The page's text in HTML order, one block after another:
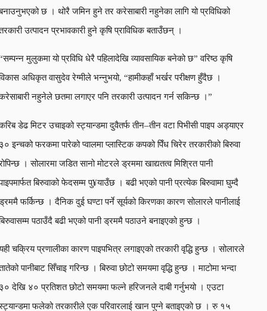
छ । थोरै जमिन हुने तर करेसाबारी नहुनेका लागि यो प्रविधिको
उत्पादन प्रभावकारी हुने कृषि प्राविधिक बताउँछन् ।
मुलुकमा यो प्रविधि धेरै पहिलादेखि व्यावसायिक बनेको छ” वरिष्ठ कृषि
अधिकृत वासुदेव रेग्मीले भन्नुभयो, “हामीकहाँ भर्खर परीक्षण हुँदैछ ।
नहुनेले छतमा लगाएर पनि तरकारी उत्पादन गर्न सकिन्छ ।”
डेढ मिटर उचाइको स्ट्यान्डमा दुवैतर्फ तीन–तीन वटा पिभीसी पाइप अड्याएर
इन्चको फरकमा पारेको प्वालमा प्लास्टिक कपको पिँध चिरेर तरकारीको बिरुवा
। सोलारमा जडित सानो मोटरले ड्रममा खाद्यतत्व मिश्रित पानी
बिरुवाको फेदसम्म पु¥याउँछ । बढी भएको पानी प्रत्येक बिरुवामा घुम्दै
फर्किन्छ । दैनिक दुई घण्टा पर्ने सूर्यको किरणका कारण सोलारले पानीलाई
पठाउँदै बढी भएको पानी ड्रममै पठाउने बनाइएको हुन्छ ।
चक्रिय प्रणालीका कारण पाइपभित्र लगाइएको तरकारी वृद्धि हुन्छ । सोलारले
पानीबाट सिँचाइ गरिन्छ । बिरुवा छोटो समयमा वृद्धि हुन्छ । माटोमा भन्दा
देखि ४० प्रतिशत छोटो समयमा फल्ने हरिजनले दाबी गर्नुभयो । एउटा
फलेको तरकारीले एक परिवारलाई खान पुग्ने बताइएको छ । रु १५